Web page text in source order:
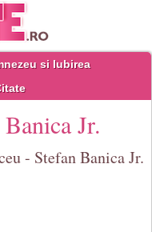
si Iubirea
Jr.
- Stefan Banica Jr.